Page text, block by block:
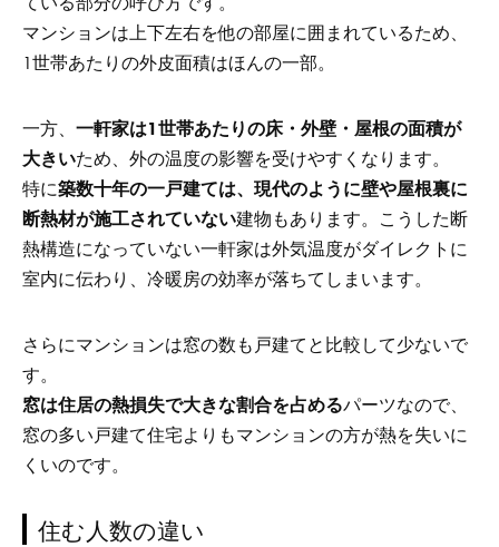
マンションは上下左右を他の部屋に囲まれているため、
1世帯あたりの外皮面積はほんの一部。
一方、 一軒家は1世帯あたりの床・外壁・屋根の面積が
大きいため、外の温度の影響を受けやすくなります。
特に築数十年の一戸建ては、現代のように壁や屋根裏に
断熱材が施工されていない建物もあります。こうした断
熱構造になっていない一軒家は外気温度がダイレクトに
室内に伝わり、冷暖房の効率が落ちてしまいます。
さらにマンションは窓の数も戸建てと比較して少ないで
す。
窓は住居の熱損失で大きな割合を占めるパーツなので、
窓の多い戸建て住宅よりもマンションの方が熱を失いに
くいのです。
住む人数の違い